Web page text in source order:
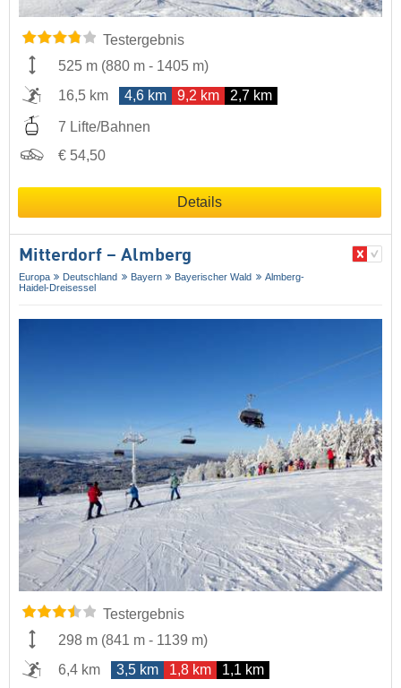
Testergebnis
525 m (880 m - 1405 m)
16,5 km
4,6 km 9,2 km 2,7 km
7 Lifte/Bahnen
€ 54,50
Details
Mitterdorf – Almberg
Europa Deutschland Bayern Bayerischer Wald
Almberg-
Haidel-Dreisessel
Testergebnis
298 m (841 m - 1139 m)
6,4 km
3,5 km 1,8 km 1,1 km